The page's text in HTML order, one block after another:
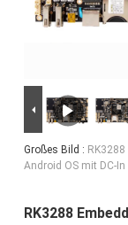
Großes Bild :
Android OS mit DC-In
RK3288